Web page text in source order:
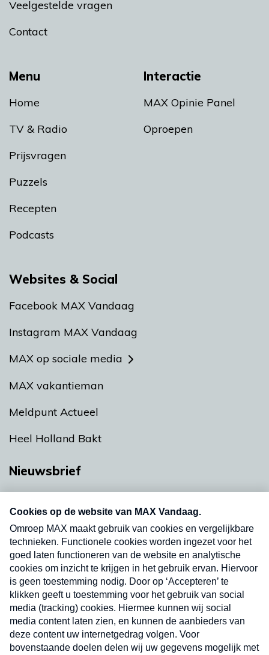
Menu
Home
TV & Radio
Prijsvragen
Puzzels
Recepten
Podcasts
Interactie
MAX Opinie Panel
Oproepen
Veelgestelde vragen
Contact
Websites & Social
Facebook MAX Vandaag
Instagram MAX Vandaag
MAX op sociale media
MAX vakantieman
Meldpunt Actueel
Heel Holland Bakt
Nieuwsbrief
nieuwsbrief. Elke vrijdag- en dinsdagochtend in
uw mailbox.
Verzend